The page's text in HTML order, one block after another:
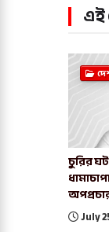
এই
চুরির
July